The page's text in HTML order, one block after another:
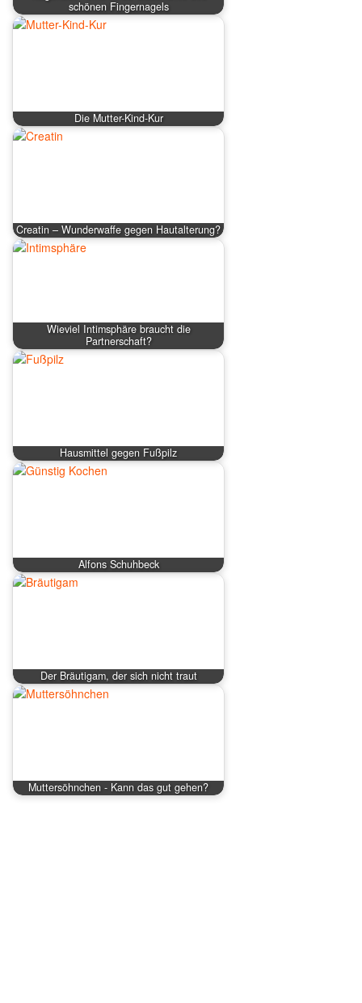
schönen Fingernagels
Die Mutter-Kind-Kur
Creatin – Wunderwaffe gegen Hautalterung?
Wieviel Intimsphäre braucht die
Partnerschaft?
Hausmittel gegen Fußpilz
Alfons Schuhbeck
Der Bräutigam, der sich nicht traut
Muttersöhnchen - Kann das gut gehen?